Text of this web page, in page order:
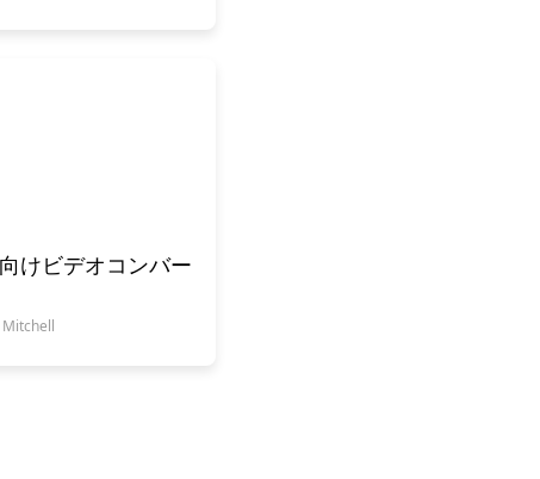
けビデオコンバー